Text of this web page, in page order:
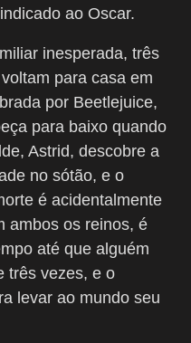
ao Oscar.
inesperada, três
para casa em
por Beetlejuice,
para baixo quando
Astrid, descobre a
no sótão, e o
é acidentalmente
ambos os reinos, é
até que alguém
três vezes, e o
levar ao mundo seu